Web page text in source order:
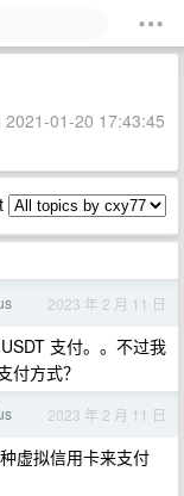
01-20 17:43:45
2023 年 2 月 11 日
支付。。不过我
付方式？
2023 年 2 月 11 日
虚拟信用卡来支付